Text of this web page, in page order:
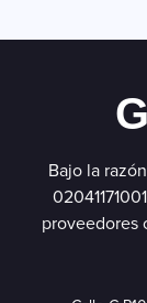
Bajo la
proveedores